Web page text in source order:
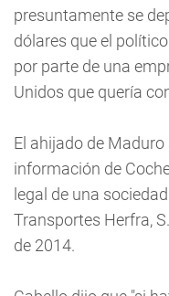
presuntamente se
dólares que el
por parte de una
Unidos que quería
El ahijado de
información de
legal de una
Transportes Herfra,
de 2014.